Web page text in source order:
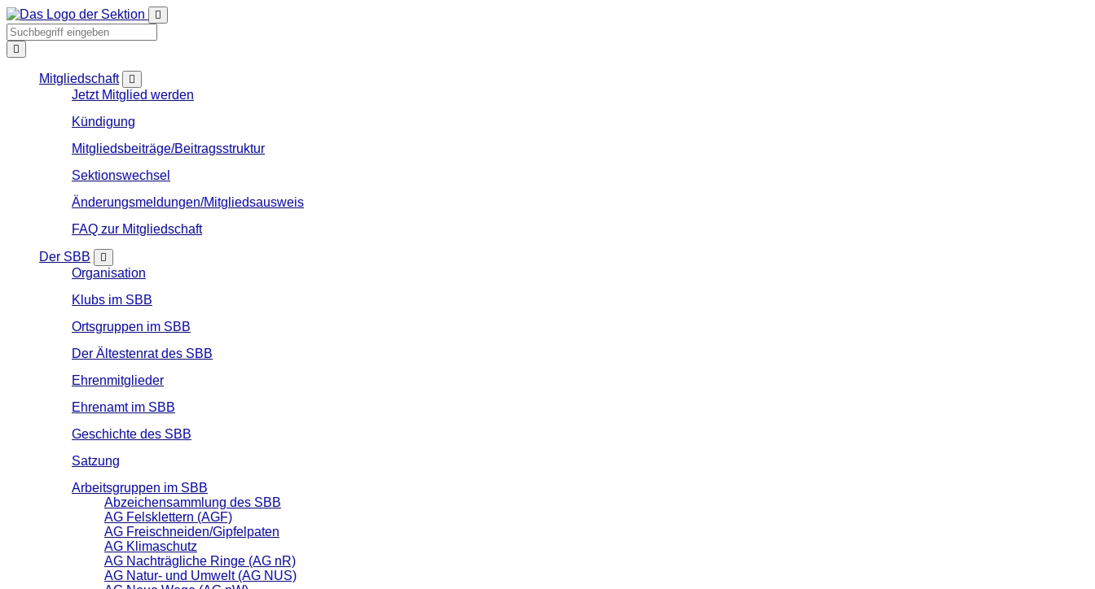
Mitgliedschaft
Jetzt Mitglied werden
Kündigung
Mitgliedsbeiträge/Beitragsstruktur
Sektionswechsel
Änderungsmeldungen/Mitgliedsausweis
FAQ zur Mitgliedschaft
Der SBB
Organisation
Klubs im SBB
Ortsgruppen im SBB
Der Ältestenrat des SBB
Ehrenmitglieder
Ehrenamt im SBB
Geschichte des SBB
Satzung
Arbeitsgruppen im SBB
Abzeichensammlung des SBB
AG Felsklettern (AGF)
AG Freischneiden/Gipfelpaten
AG Klimaschutz
AG Nachträgliche Ringe (AG nR)
AG Natur- und Umwelt (AG NUS)